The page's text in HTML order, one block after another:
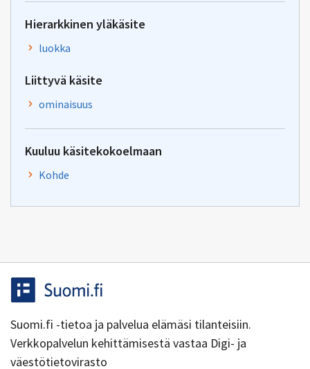
Hierarkkinen yläkäsite
luokka
Liittyvä käsite
ominaisuus
Kuuluu käsitekokoelmaan
Kohde
Suomi.fi -tietoa ja palvelua elämäsi tilanteisiin.
Verkkopalvelun kehittämisestä vastaa Digi- ja
väestötietovirasto